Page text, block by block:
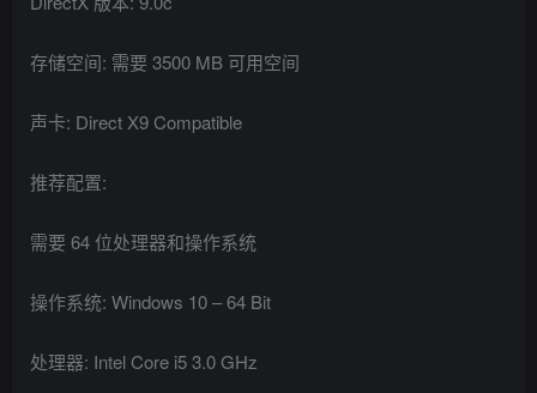
存储空间: 需要 3500 MB 可用空间
声卡: Direct X9 Compatible
推荐配置:
需要 64 位处理器和操作系统
操作系统: Windows 10 – 64 Bit
处理器: Intel Core i5 3.0 GHz